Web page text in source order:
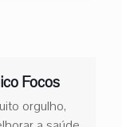
Focos
orgulho,